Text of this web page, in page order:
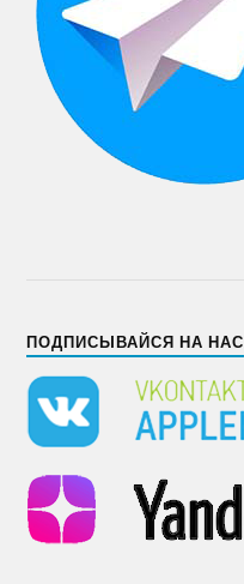
ПОДПИСЫВАЙСЯ НА НАС